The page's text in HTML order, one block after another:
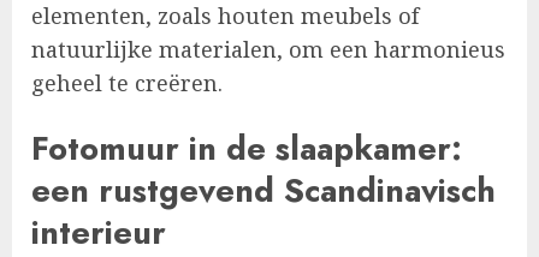
elementen, zoals houten meubels of
natuurlijke materialen, om een harmonieus
geheel te creëren.
Fotomuur in de slaapkamer:
een rustgevend Scandinavisch
interieur